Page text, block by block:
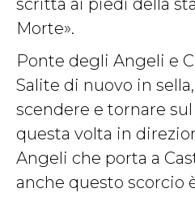
Morte».
Ponte degli Angeli e
Salite di nuovo in
scendere e tornare
questa volta in
Angeli che porta a
anche questo scorcio